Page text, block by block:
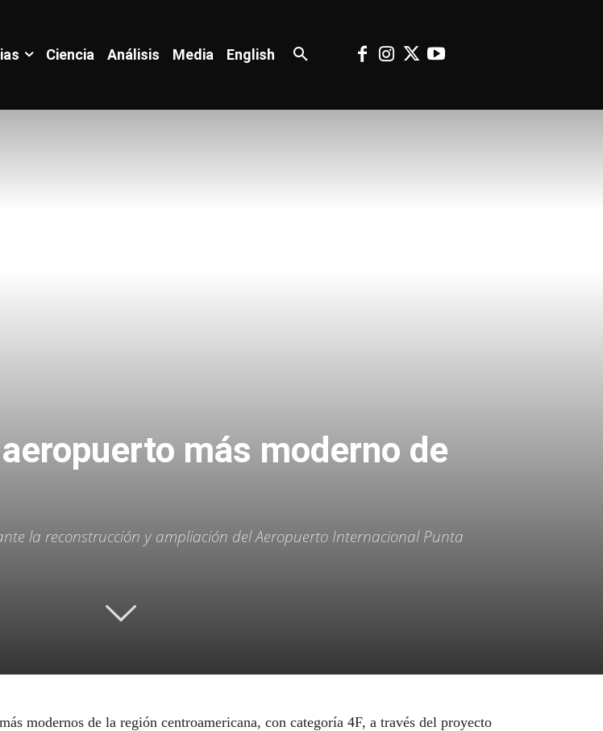
Ciencia Análisis Media English
más moderno de
la reconstrucción y ampliación del Aeropuerto Internacional Punta
modernos de la región centroamericana, con categoría 4F, a través del proyecto